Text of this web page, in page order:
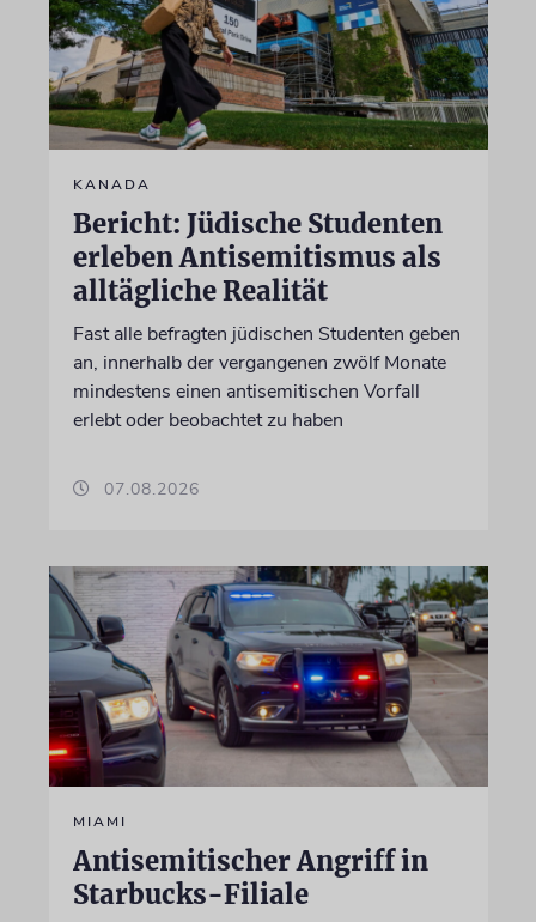
KANADA
Bericht: Jüdische Studenten
erleben Antisemitismus als
alltägliche Realität
Fast alle befragten jüdischen Studenten geben
an, innerhalb der vergangenen zwölf Monate
mindestens einen antisemitischen Vorfall
erlebt oder beobachtet zu haben
07.08.2026
MIAMI
Antisemitischer Angriff in
Starbucks-Filiale